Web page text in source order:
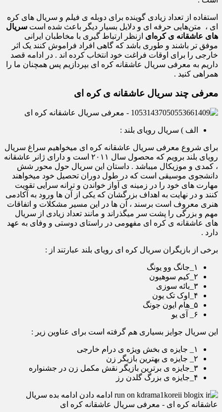
استفاده از تعداد زیادی گوینده برای دوبله ی فیلم و سریال های کره
ای ، متن‌هایی حرفه ای و دلایل بسیار دیگر باعث شده است سریال
های عاشقانه ی کره‌ای ازنظر ارتباط گیری با مخاطبان ایرانی
موفق تر باشند و طوری باشد که گاهی افراد فراموش کنند یک اثر
خارجی را برای اوقات فراغت خود انتخاب کرده اند . در ادامه قصد
داریم به معرفی سریال عاشقانه کره ای بپردازیم پس همچنان ما را
همراهی کنید ‌.
معرفی چند سریال عاشقانه ی کره ای
الف ) سریال رویای بلند :
برای شروع معرفی سریال عاشقانه کره ای میخواهیم سراغ سریال
رویای بلند برویم که محصول سال ۲۰۱۱ است و دارای ژانر عاشقانه
، کمدی و موزیکال میباشد . داستان این سریال حول محور شش
دانشجوی موسیقی است که در طول دوران تحصیل خود میخواهند
مهارت های خود را در زمینه ی آواز خواندن و ترانه سرایی تقویت
کنند و در نهایت به اهداف بزرگشان که یکی از آن ها ورود به آکادمی
هنری معروف است برسند ، آن ها در این مسیر مشکلات و اتفاقات
مهم و بزرگی را پشت سر میگذراند و مانند تعداد زیادی از سریال
های عاشقانه ی کره ای مفهومی در راستای دوستی و وفای به عهد
دارد .
برخی از بازیگران سریال کره ای رویای بلند عبارتند از :
۱_جانگ وو یونگ
۲_کیم سوهیون
۳_بائه سوزی
۴_اوک تک یون
۵_هام ایون جونگ
۶_ آی یو
این سریال جوایز بسیاری هم گرفته است برای عناوین زیر :
۱_ جایزه ی بخش ویژه ی درام خارجی
۲_ جایزه ی بهترین بازیگر زن
۳_جایزه ی برترین بازیگر نقش مکمل زن در جشنواره
۴_جایزه ی بزرگ گلدن رز